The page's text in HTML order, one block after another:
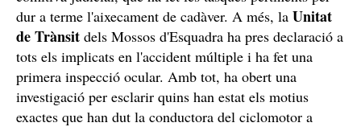
dur a terme l'aixecament de cadàver. A més, la Unitat
de Trànsit dels Mossos d'Esquadra ha pres declaració a
tots els implicats en l'accident múltiple i ha fet una
primera inspecció ocular. Amb tot, ha obert una
investigació per esclarir quins han estat els motius
exactes que han dut la conductora del ciclomotor a